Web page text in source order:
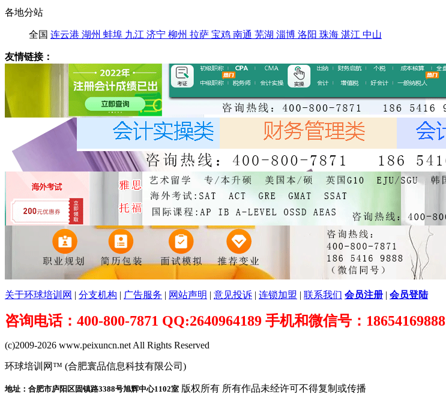
各地分站
全国 连云港 湖州 蚌埠 九江 济宁 柳州 拉萨 宝鸡 南通 芜湖 淄博 洛阳 珠海 湛江 中山
友情链接：
关于环球培训网 | 分支机构 | 广告服务 | 网站声明 | 意见投诉 | 连锁加盟 | 联系我们 会员注册 | 会员登陆
咨询电话：400-800-7871 QQ:2640964189 手机和微信号：18654169888
(c)2009-2026 www.peixuncn.net All Rights Reserved
环球培训网™ (合肥寰品信息科技有限公司)
地址：合肥市庐阳区固镇路3388号旭辉中心1102室 版权所有 所有作品未经许可不得复制或传播